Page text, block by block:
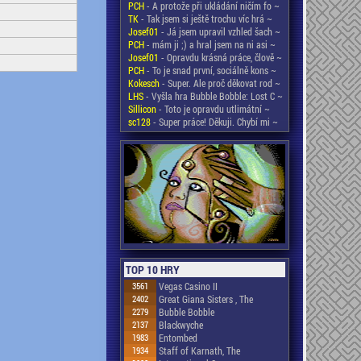
PCH- A protože při ukládání ničím fo ~
TK- Tak jsem si ještě trochu víc hrá ~
Josef01 - Já jsem upravil vzhled šach ~
PCH- mám ji ;) a hral jsem na ni asi ~
Josef01 - Opravdu krásná práce, člově ~
PCH- To je snad první, sociálně kons ~
Kokesch- Super. Ale proč děkovat rod ~
LHS- Vyšla hra Bubble Bobble: Lost C ~
Sillicon- Toto je opravdu utlimátní ~
sc128- Super práce! Děkuji. Chybí mi ~
TOP 10 HRY
3561 Vegas Casino II
2402 Great Giana Sisters , The
2279 Bubble Bobble
2137 Blackwyche
1983 Entombed
1934 Staff of Karnath, The